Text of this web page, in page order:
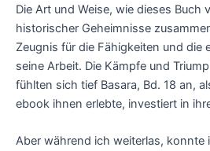
Die Art und Weise, wie dieses Buch
historischer Geheimnisse
Zeugnis für die Fähigkeiten und die
seine Arbeit. Die Kämpfe und
fühlten sich tief Basara, Bd. 18 an,
ebook ihnen erlebte, investiert in
Aber während ich weiterlas,